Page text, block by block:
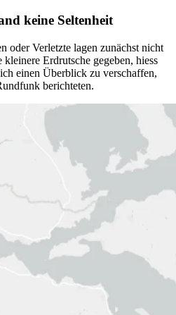
keine Seltenheit
oder Verletzte lagen zunächst nicht
Erdrutsche gegeben, hiess
einen Überblick zu verschaffen,
berichteten.